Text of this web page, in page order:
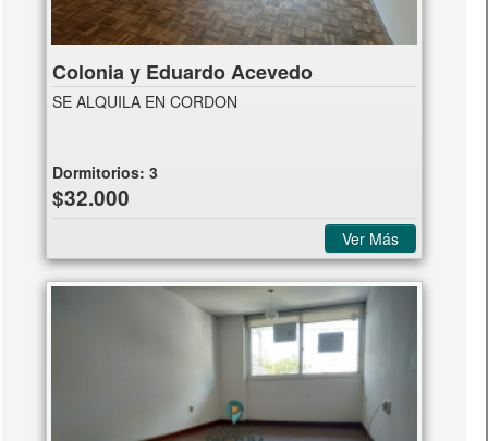
Colonia y Eduardo Acevedo
SE ALQUILA EN CORDON
Dormitorios:3
$32.000
Ver Más